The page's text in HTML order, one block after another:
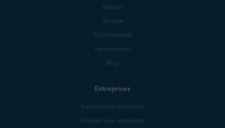
Support
Sécurité
Confidentialité
Performances
Blog
Entreprises
Support pour entreprises
Produits pour entreprises